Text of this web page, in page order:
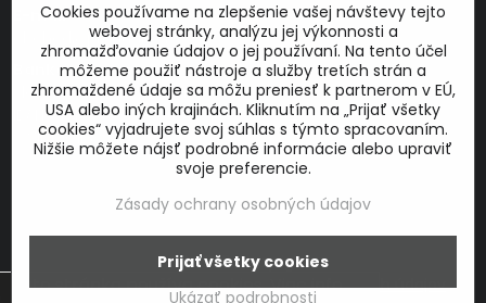
E-mail:
obchod@proaudio.sk
Bankové spojenie:
Slovenská sporiteľňa, a.s.
IBAN: SK48 0900 0000 0051 9050 9782
SWIFT: GIBASKBX
©2026Copyright
Predvoľby súkromiaZásady ochrany osobných údajov
Cookies používame na zlepšenie vašej návštevy tejto
webovej stránky, analýzu jej výkonnosti a
zhromažďovanie údajov o jej používaní. Na tento účel
môžeme použiť nástroje a služby tretích strán a
zhromaždené údaje sa môžu preniesť k partnerom v EÚ,
USA alebo iných krajinách. Kliknutím na „Prijať všetky
cookies“ vyjadrujete svoj súhlas s týmto spracovaním.
Nižšie môžete nájsť podrobné informácie alebo upraviť
svoje preferencie.
Zásady ochrany osobných údajov
Ukázať podrobnosti
Prijať všetky cookies
Táto stránka používa cookies.Viac info